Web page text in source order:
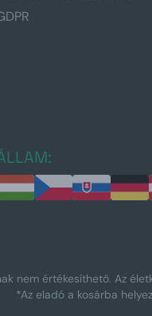
nem értékesíthető. Az
*Az eladó a kosárba